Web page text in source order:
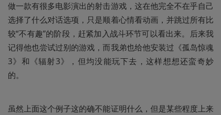
做一款有很多电影演出的射击游戏，这在他完全不在乎自己
选择了什么对话选项，只是顺着心情看动画，并跳过所有比
较“不有趣”的阶段，赶紧加入战斗环节可以看出来。后来我
记得他也尝试过别的游戏，而我弟也给他安装过《孤岛惊魂
3》和《辐射3》，但均没能玩下去，这样想想还蛮奇妙
的。
虽然上面这个例子这的确不能证明什么，但是某些程度上来